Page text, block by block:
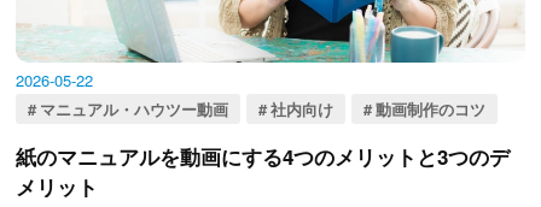
2026-05-22
マニュアル・ハウツー動画
社内向け 動画制作のコツ
紙のマニュアルを動画にする4つのメリットと3つのデ
メリット